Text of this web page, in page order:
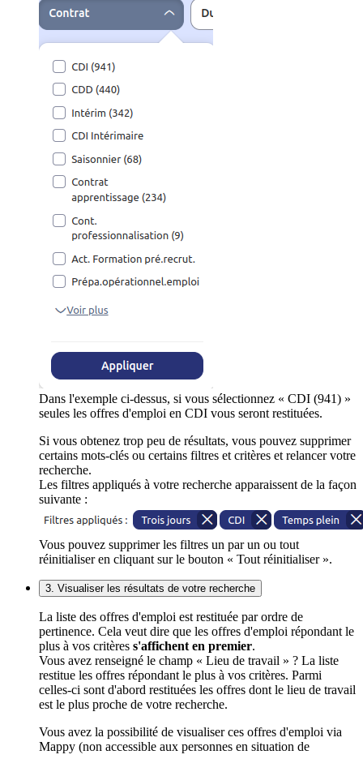
Dans l'exemple ci-dessus, si vous sélectionnez « CDI (941) »
seules les offres d'emploi en CDI vous seront restituées.
Si vous obtenez trop peu de résultats, vous pouvez supprimer
certains mots-clés ou certains filtres et critères et relancer votre
recherche.
Les filtres appliqués à votre recherche apparaissent de la façon
suivante :
Vous pouvez supprimer les filtres un par un ou tout
réinitialiser en cliquant sur le bouton « Tout réinitialiser ».
3. Visualiser les résultats de votre recherche
La liste des offres d'emploi est restituée par ordre de
pertinence. Cela veut dire que les offres d'emploi répondant le
plus à vos critères s'affichent en premier.
Vous avez renseigné le champ « Lieu de travail » ? La liste
restitue les offres répondant le plus à vos critères. Parmi
celles-ci sont d'abord restituées les offres dont le lieu de travail
est le plus proche de votre recherche.
Vous avez la possibilité de visualiser ces offres d'emploi via
Mappy (non accessible aux personnes en situation de